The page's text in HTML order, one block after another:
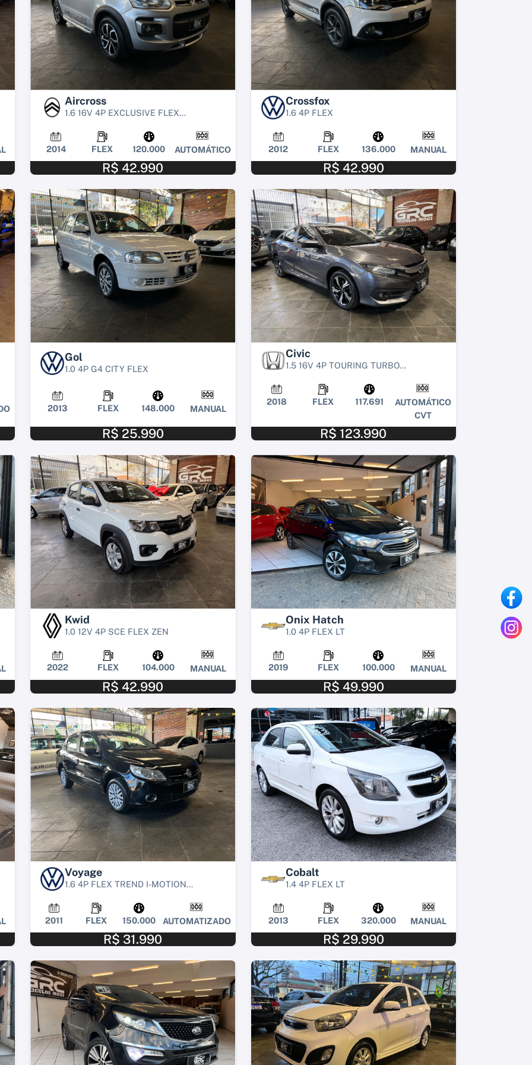
Aircross
1.6 16V 4P EXCLUSIVE FLEX...
2014 FLEX 120.000 AUTOMÁTICO
R$ 42.990
Crossfox
1.6 4P FLEX
2012 FLEX 136.000 MANUAL
R$ 42.990
Gol
1.0 4P G4 CITY FLEX
2013 FLEX 148.000 MANUAL
R$ 25.990
Civic
1.5 16V 4P TOURING TURBO...
2018 FLEX 117.691
AUTOMÁTICO
CVT
R$ 123.990
Kwid
1.0 12V 4P SCE FLEX ZEN
2022 FLEX 104.000 MANUAL
R$ 42.990
Onix Hatch
1.0 4P FLEX LT
2019 FLEX 100.000 MANUAL
R$ 49.990
Voyage
1.6 4P FLEX TREND I-MOTION...
2011 FLEX 150.000 AUTOMATIZADO
R$ 31.990
Cobalt
1.4 4P FLEX LT
2013 FLEX 320.000 MANUAL
R$ 29.990